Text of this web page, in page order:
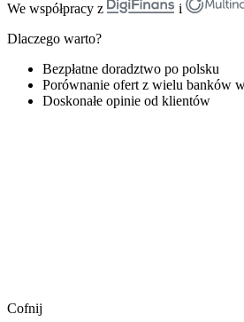
We współpracy z
i
Dlaczego warto?
Bezpłatne doradztwo po polsku
Porównanie ofert z wielu banków
Doskonałe opinie od klientów
Cofnij